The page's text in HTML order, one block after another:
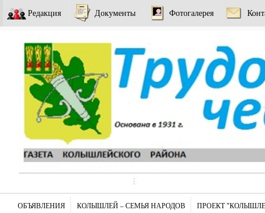
Редакция Документы Фотогалерея
ОБЪЯВЛЕНИЯ КОЛЫШЛЕЙ – СЕМЬЯ НАРОДОВ ПРОЕКТ